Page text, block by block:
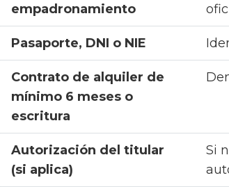
empadronamiento
Pasaporte, DNI o NIE
Contrato de alquiler de
mínimo 6 meses o
escritura
Autorización del titular
(si aplica)
Si